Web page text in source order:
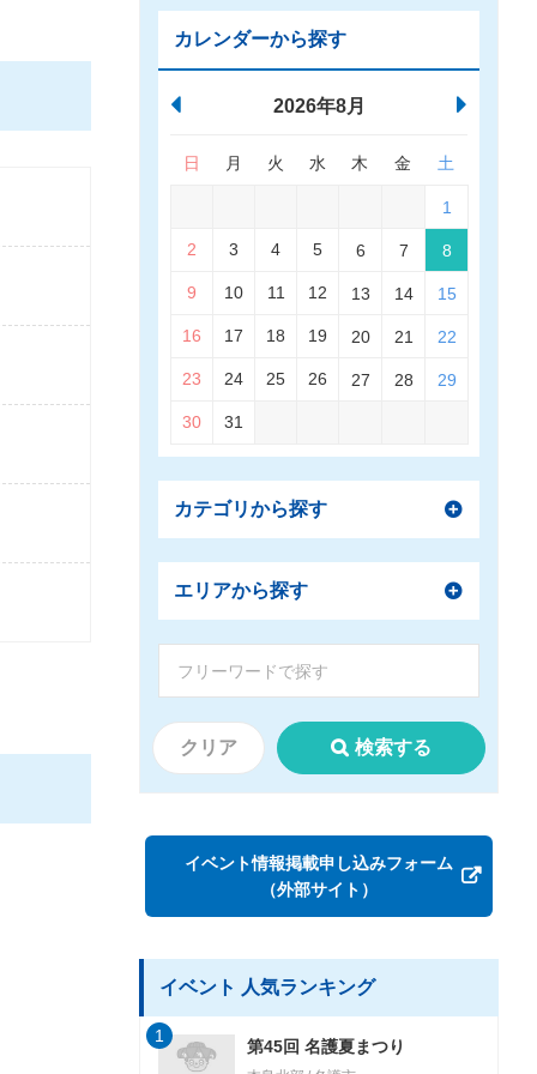
カレンダーから探す
2026年8月
日 月 火 水 木 金 土
1
2 3 4 5 6 7 8
9 10 11 12 13 14 15
16 17 18 19 20 21 22
23 24 25 26 27 28 29
30 31
カテゴリから探す
エリアから探す
クリア 検索する
イベント情報掲載申し込みフォーム
（外部サイト）
イベント 人気ランキング
第45回 名護夏まつり
1